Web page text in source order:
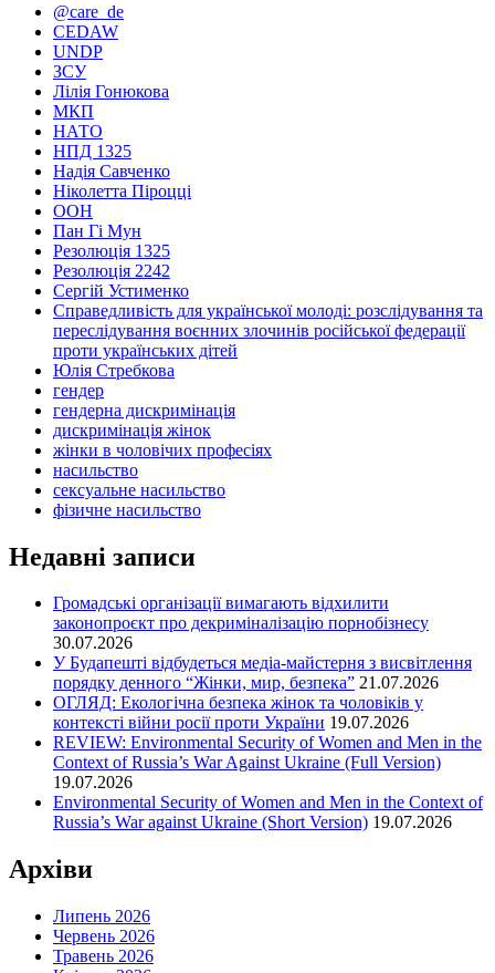
@care_de
CEDAW
UNDP
ЗСУ
Лілія Гонюкова
МКП
НАТО
НПД 1325
Надія Савченко
Ніколетта Піроцці
ООН
Пан Гі Мун
Резолюція 1325
Резолюція 2242
Сергій Устименко
Справедливість для української молоді: розслідування та
переслідування воєнних злочинів російської федерації
проти українських дітей
Юлія Стребкова
гендер
гендерна дискримінація
дискримінація жінок
жінки в чоловічих професіях
насильство
сексуальне насильство
фізичне насильство
Недавні записи
Громадські організації вимагають відхилити
законопроєкт про декриміналізацію порнобізнесу
30.07.2026
У Будапешті відбудеться медіа-майстерня з висвітлення
порядку денного “Жінки, мир, безпека” 21.07.2026
ОГЛЯД: Екологічна безпека жінок та чоловіків у
контексті війни росії проти України 19.07.2026
REVIEW: Environmental Security of Women and Men in the
Context of Russia’s War Against Ukraine (Full Version)
19.07.2026
Environmental Security of Women and Men in the Context of
Russia’s War against Ukraine (Short Version) 19.07.2026
Архіви
Липень 2026
Червень 2026
Травень 2026